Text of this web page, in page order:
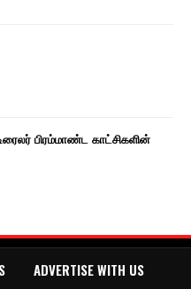
பிரம்மாண்ட காட்சிகளின்
ADVERTISE WITH US